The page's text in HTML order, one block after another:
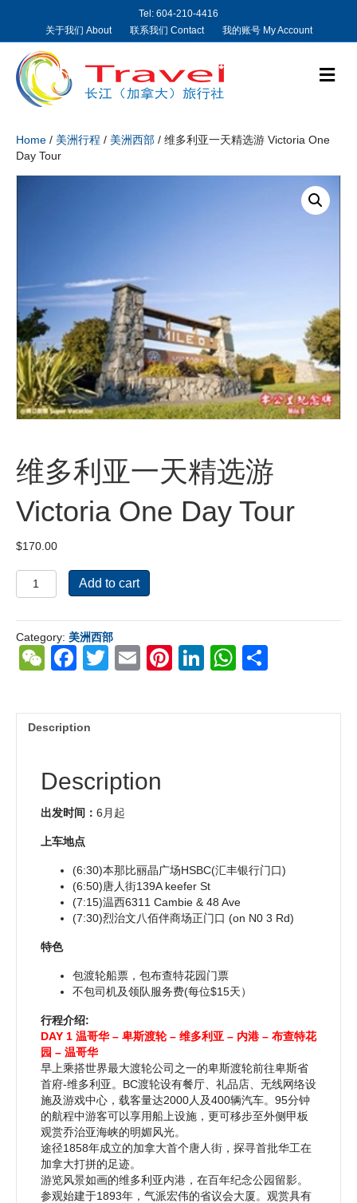
Tel: 604-210-4416
关于我们 About
联系我们 Contact 我的账号 My Account
M
e
Home / 美洲行程 / 美洲西部 / 维多利亚一天精选游 Victoria One
Day Tour
维多利亚一天精选游
Victoria One Day Tour
$170.00
维
多
亚
一
天
精
Victoria
quantity
Add to cart
Category: 美洲西部
W
C
h
F
c
e
o
o
k
T
tt
E
ail
Pi
er
Li
k
W
at ar
Description
Description
出发时间： 6月起
上车地点
(6:30)本那比丽晶广场HSBC(汇丰银行门口)
(6:50)唐人街139A keefer St
(7:15)温西6311 Cambie & 48 Ave
(7:30)烈治文八佰伴商场正门口 (on N0 3 Rd)
特色
包渡轮船票，包布查特花园门票
不包司机及领队服务费(每位$15天）
行程介绍:
DAY 1 温哥华 – 卑斯渡轮 – 维多利亚 – 内港 – 布查特花
园 – 温哥华
早上乘搭世界最大渡轮公司之一的卑斯渡轮前往卑斯省
首府-维多利亚。BC渡轮设有餐厅、礼品店、无线网络设
施及游戏中心，载客量达2000人及400辆汽车。95分钟
的航程中游客可以享用船上设施，更可移步至外侧甲板
观赏乔治亚海峡的明媚风光。
途径1858年成立的加拿大首个唐人街，探寻首批华工在
加拿大打拼的足迹。
游览风景如画的维多利亚内港，在百年纪念公园留影。
参观始建于1893年，气派宏伟的省议会大厦。观赏具有